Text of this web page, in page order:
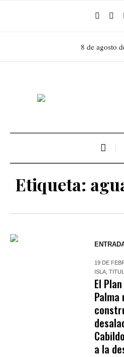
8 de agosto
Etiqueta:
19 DE
ISLA ,
El
Palma
a la